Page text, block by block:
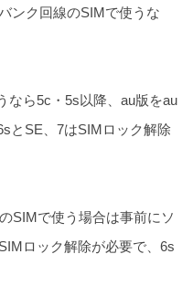
ンク回線のSIMで使うな
なら5c・5s以降、au版をau
とSE、7はSIMロック解除
SIMで使う場合は事前にソ
ロック解除が必要で、6s